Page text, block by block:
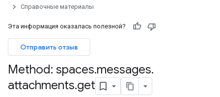
Справочные материалы
Эта информация оказалась полезной?
Отправить отзыв
Method: spaces.messages.
attachments.get